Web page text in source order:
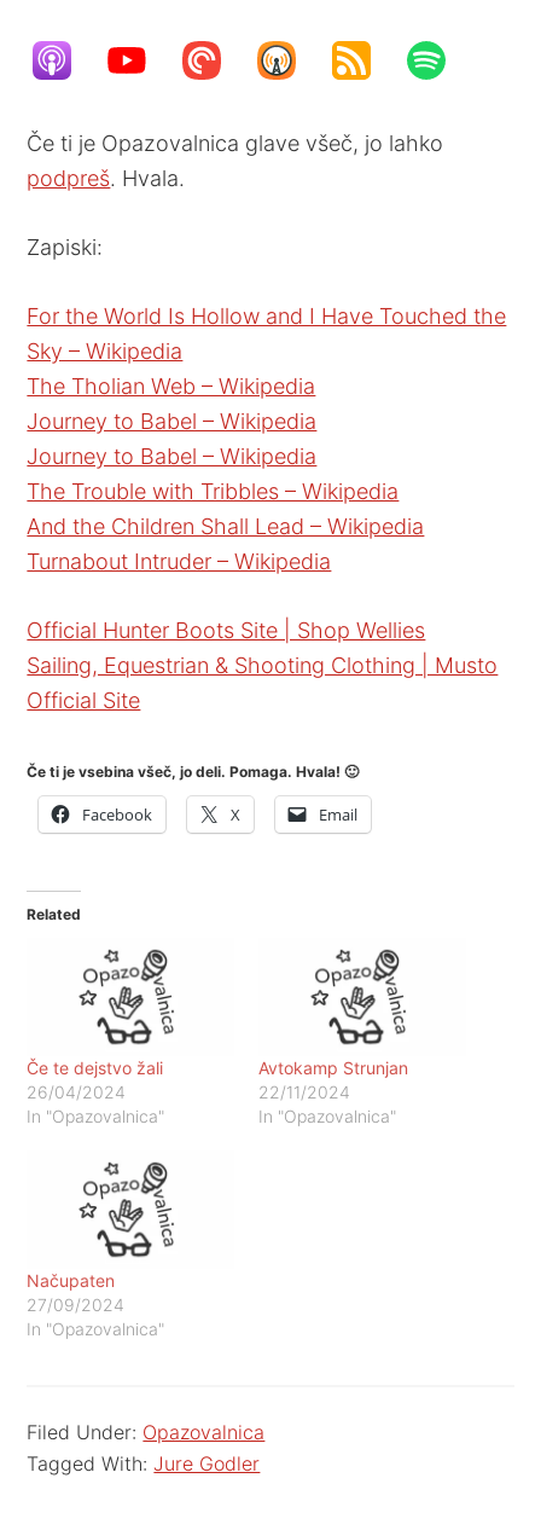
Če ti je Opazovalnica glave všeč, jo lahko
podpreš. Hvala.
Zapiski:
For the World Is Hollow and I Have Touched the
Sky – Wikipedia
The Tholian Web – Wikipedia
Journey to Babel – Wikipedia
Journey to Babel – Wikipedia
The Trouble with Tribbles – Wikipedia
And the Children Shall Lead – Wikipedia
Turnabout Intruder – Wikipedia
Official Hunter Boots Site | Shop Wellies
Sailing, Equestrian & Shooting Clothing | Musto
Official Site
Če ti je vsebina všeč, jo deli. Pomaga. Hvala! 🙂
Facebook X Email
Related
Če te dejstvo žali
26/04/2024
In "Opazovalnica"
Avtokamp Strunjan
22/11/2024
In "Opazovalnica"
Načupaten
27/09/2024
In "Opazovalnica"
Filed Under: Opazovalnica
Tagged With:Jure Godler